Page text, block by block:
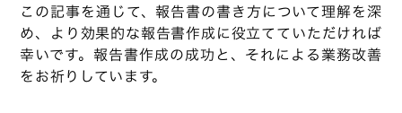
この記事を通じて、報告書の書き方について理解を深
め、より効果的な報告書作成に役立てていただければ
幸いです。報告書作成の成功と、それによる業務改善
をお祈りしています。